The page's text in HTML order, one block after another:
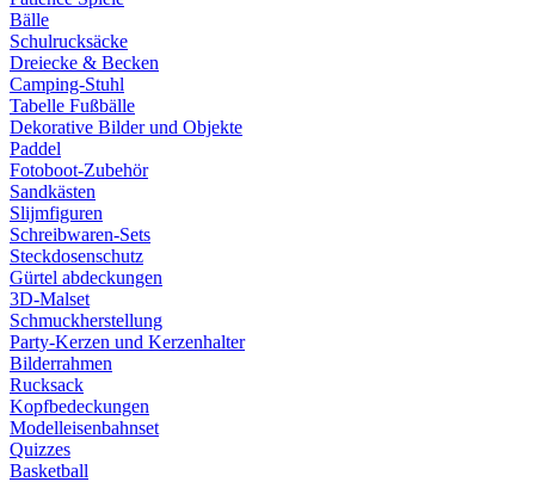
Bälle
Schulrucksäcke
Dreiecke & Becken
Camping-Stuhl
Tabelle Fußbälle
Dekorative Bilder und Objekte
Paddel
Fotoboot-Zubehör
Sandkästen
Slijmfiguren
Schreibwaren-Sets
Steckdosenschutz
Gürtel abdeckungen
3D-Malset
Schmuckherstellung
Party-Kerzen und Kerzenhalter
Bilderrahmen
Rucksack
Kopfbedeckungen
Modelleisenbahnset
Quizzes
Basketball